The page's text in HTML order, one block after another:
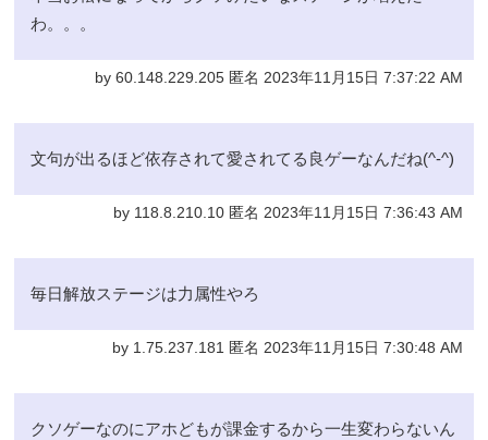
わ。。。
by 60.148.229.205 匿名 2023年11月15日 7:37:22 AM
文句が出るほど依存されて愛されてる良ゲーなんだね(^-^)
by 118.8.210.10 匿名 2023年11月15日 7:36:43 AM
毎日解放ステージは力属性やろ
by 1.75.237.181 匿名 2023年11月15日 7:30:48 AM
クソゲーなのにアホどもが課金するから一生変わらないん